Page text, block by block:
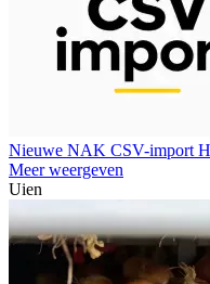
Nieuwe NAK CSV-import
Meer weergeven
Uien